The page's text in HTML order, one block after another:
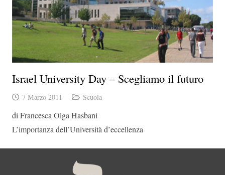
Israel University Day – Scegliamo il futuro
7 Marzo 2011 Scuola
di Francesca Olga Hasbani
L’importanza dell’Università d’eccellenza